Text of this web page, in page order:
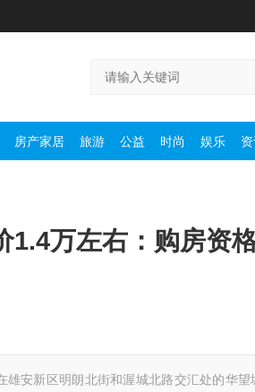
房产家居 旅游 公益 时尚 娱乐
1.4万左右：购房资
安新区明朗北街和渥城北路交汇处的华望